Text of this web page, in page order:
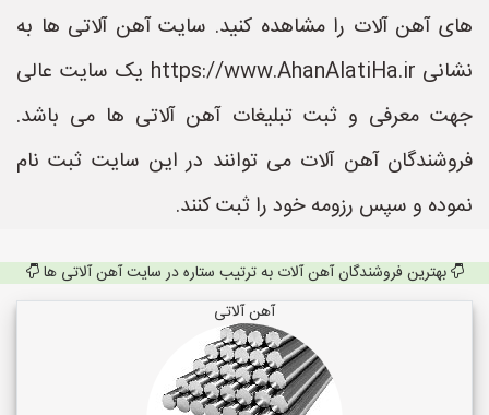
های آهن آلات را مشاهده کنید. سایت آهن آلاتی ها به
نشانی https://www.AhanAlatiHa.ir یک سایت عالی
جهت معرفی و ثبت تبلیغات آهن آلاتی ها می باشد.
فروشندگان آهن آلات می توانند در این سایت ثبت نام
نموده و سپس رزومه خود را ثبت کنند.
بهترین فروشندگان آهن آلات به ترتیب ستاره در سایت آهن آلاتی ها
آهن آلاتی